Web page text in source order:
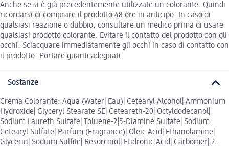
Anche se si è già precedentemente utilizzate un colorante. Quindi
ricordarsi di comprare il prodotto 48 ore in anticipo. In caso di
qualsiasi reazione o dubbio, consultare un medico prima di usare
qualsiasi prodotto colorante. Evitare il contatto del prodotto con gli
occhi. Sciacquare immediatamente gli occhi in caso di contatto con
il prodotto. Portare guanti adeguati.
Sostanze
Crema Colorante: Aqua (Water| Eau)| Cetearyl Alcohol| Ammonium
Hydroxide| Glyceryl Stearate SE| Ceteareth-20| Octyldodecanol|
Sodium Laureth Sulfate| Toluene-2|5-Diamine Sulfate| Sodium
Cetearyl Sulfate| Parfum (Fragrance)| Oleic Acid| Ethanolamine|
Glycerin| Sodium Sulfite| Resorcinol| Etidronic Acid| Carbomer| 2-